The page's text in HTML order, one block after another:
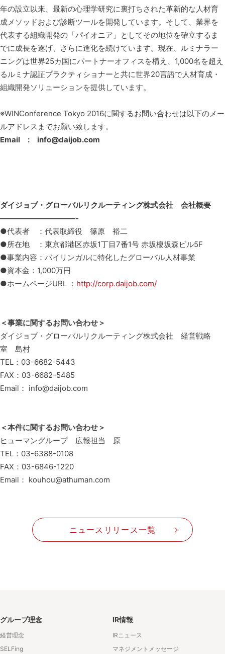
年の設立以来、最新の心理学研究に裏打ちされた革新的な人材育
成メソッドおよび診断ツールを開発しています。そして、業界を
代表する組織開発の「パイオニア」としてその地位を確立するま
でに成長を遂げ、さらに進化を続けています。現在、ルミナラー
ニングは世界25カ国にパートナーオフィスを構え、1,000名を超え
るルミナ認証プラクティショナーと共に世界20言語で人材育成・
組織開発ソリューションを提供しています。
※WINConference Tokyo 2016に関するお問い合わせは以下のメー
ルアドレスまでお願い致します。
Email : info@daijob.com
ダイジョブ・グローバルリクルーティング株式会社 会社概要
——————————-
●代表者 ：代表取締役 篠原 裕二
●所在地 ：東京都港区赤坂1丁目7番1号 赤坂榎坂森ビル5F
●事業内容：バイリンガルに特化したグローバル人材事業
●資本金：1,000万円
●ホームページURL ： http://corp.daijob.com/
＜事業に関するお問い合わせ＞
ダイジョブ・グローバルリクルーティング株式会社 経営戦略
室 島村
TEL：03-6682-5443
FAX：03-6682-5485
Email： info@daijob.com
＜本件に関するお問い合わせ＞
ヒューマングループ 広報担当 原
TEL：03-6388-0108
FAX：03-6846-1220
Email： kouhou@athuman.com
ニュースリリース一覧
グループ理念
経営理念
SELFing
IR情報
IRニュース
マネジメントメッセージ